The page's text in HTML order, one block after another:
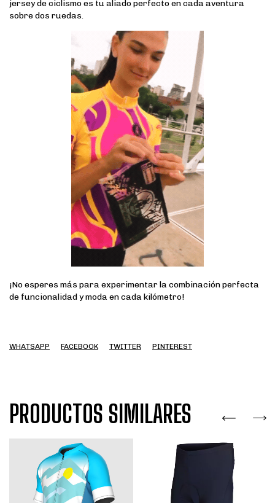
jersey de ciclismo es tu aliado perfecto en cada aventura
sobre dos ruedas.
¡No esperes más para experimentar la combinación perfecta
de funcionalidad y moda en cada kilómetro!
WHATSAPP FACEBOOK TWITTER PINTEREST
PRODUCTOS SIMILARES